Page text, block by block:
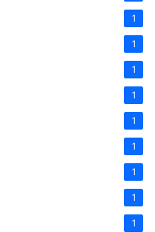
1
1
1
1
1
1
1
1
1